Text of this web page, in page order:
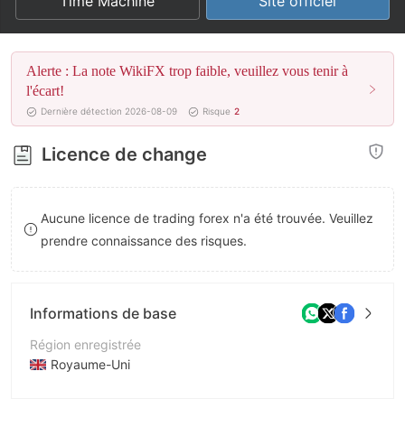
3
4
5
6
7
8
9
Alerte : La note WikiFX trop faible, veuillez vous tenir à
l'écart!
Dernière détection 2026-08-09 Risque 2
Licence de change
Aucune licence de trading forex n'a été trouvée. Veuillez
prendre connaissance des risques.
Informations de base
Région enregistrée
Royaume-Uni